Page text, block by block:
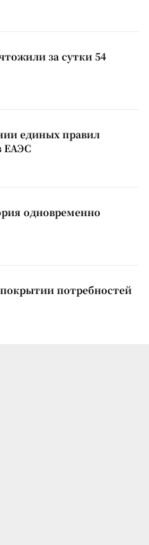
за сутки 54
единых правил
ЕАЭС
одновременно
потребностей